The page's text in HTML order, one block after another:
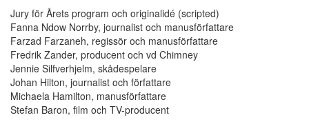
Jury för Årets program och originalidé (scripted)
Fanna Ndow Norrby, journalist och manusförfattare
Farzad Farzaneh, regissör och manusförfattare
Fredrik Zander, producent och vd Chimney
Jennie Silfverhjelm, skådespelare
Johan Hilton, journalist och författare
Michaela Hamilton, manusförfattare
Stefan Baron, film och TV-producent